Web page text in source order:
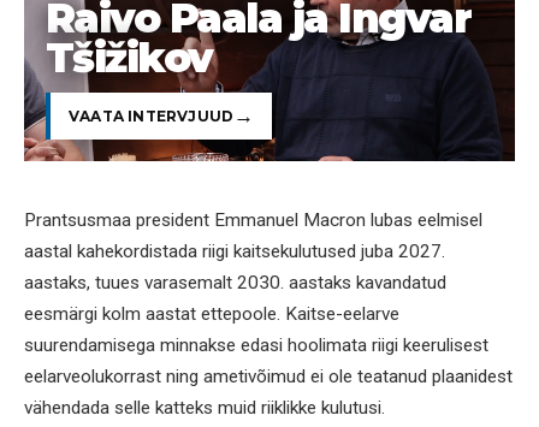
Raivo Paala ja Ingvar
Tšižikov
VAATA INTERVJUUD
Prantsusmaa president Emmanuel Macron lubas eelmisel
aastal kahekordistada riigi kaitsekulutused juba 2027.
aastaks, tuues varasemalt 2030. aastaks kavandatud
eesmärgi kolm aastat ettepoole. Kaitse-eelarve
suurendamisega minnakse edasi hoolimata riigi keerulisest
eelarveolukorrast ning ametivõimud ei ole teatanud plaanidest
vähendada selle katteks muid riiklikke kulutusi.